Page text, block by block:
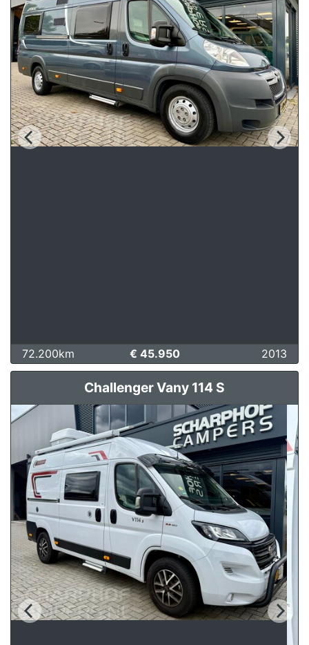
72.200km € 45.950 2013
Challenger Vany 114 S